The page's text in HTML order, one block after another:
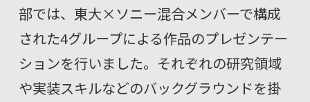
部では、東大×ソニー混合メンバーで構成
された4グループによる作品のプレゼンテー
ションを行いました。それぞれの研究領域
や実装スキルなどのバックグラウンドを掛